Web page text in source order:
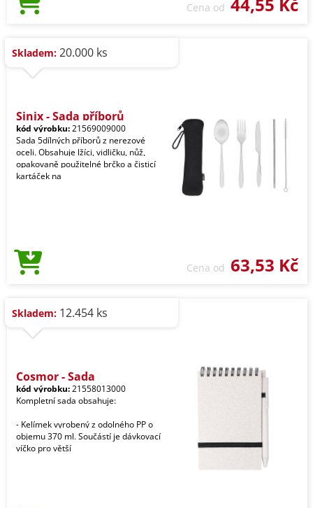
Cena od
Skladem: 20.000 ks
Sinix - Sada příborů
kód výrobku:21569009000
Sada 5dílných příborů z nerezové
oceli. Obsahuje lžíci, vidličku, nůž,
opakovaně použitelné brčko a čisticí
kartáček na
Cena od 63,53 Kč
Skladem: 12.454 ks
Cosmor - Sada
kód výrobku:21558013000
Kompletní sada obsahuje:
- Kelímek vyrobený z odolného PP o
objemu 370 ml. Součástí je dávkovací
víčko pro větší